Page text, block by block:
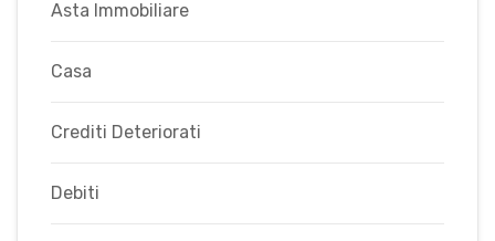
Asta Immobiliare
Casa
Crediti Deteriorati
Debiti